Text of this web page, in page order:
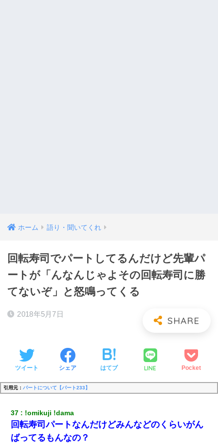
ホーム 語り・聞いてくれ
回転寿司でパートしてるんだけど先輩パ
ートが「んなんじゃよその回転寿司に勝
てないぞ」と怒鳴ってくる
2018年5月7日
ツイート シェア はてブ LINE Pocket
引用元： パートについて【パート233】
37 !omikuji !dama
回転寿司パートなんだけどみんなどのくらいがん
ばってるもんなの？